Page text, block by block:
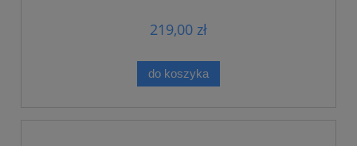
219,00 zł
do koszyka